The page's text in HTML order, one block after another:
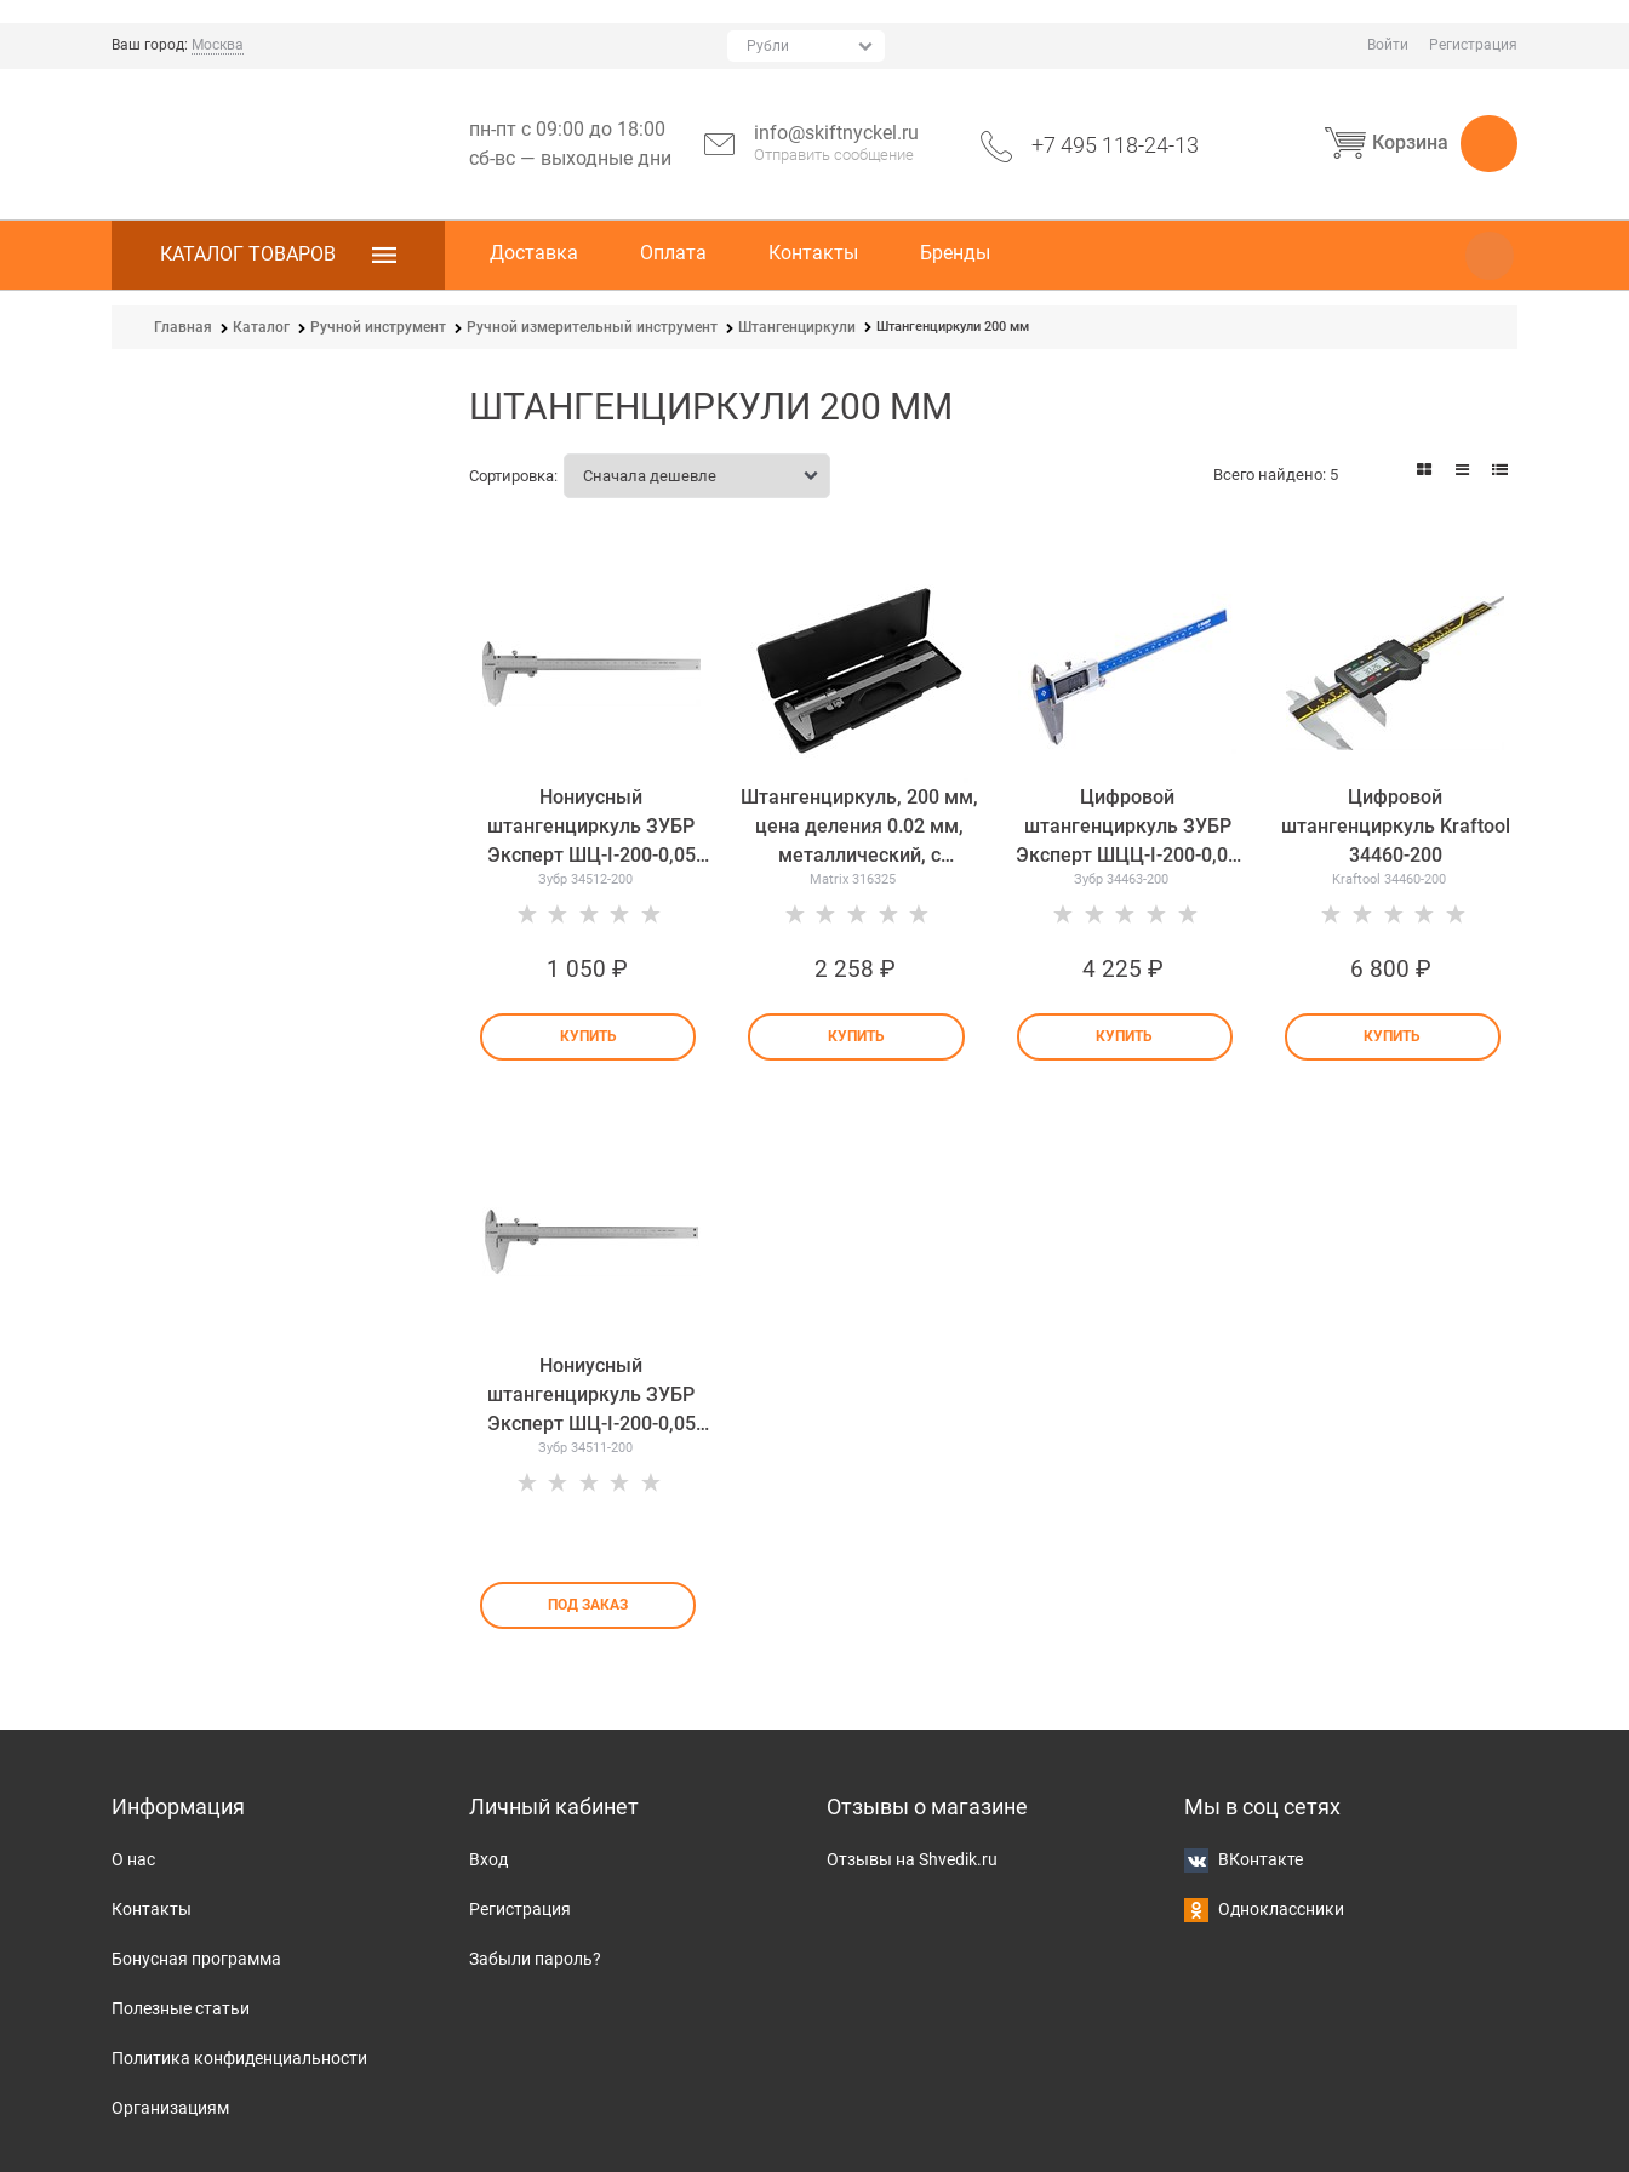
Ваш город: Москва Войти Регистрация
пн-пт с 09:00 до 18:00
сб-вс — выходные дни
info@skiftnyckel.ru
Отправить сообщение +7 495 118-24-13 Корзина
КАТАЛОГ ТОВАРОВ Доставка Оплата Контакты Бренды
Главная Каталог Ручной инструмент Ручной измерительный инструмент Штангенциркули Штангенциркули 200 мм
ШТАНГЕНЦИРКУЛИ 200 ММ
Сортировка: Всего найдено: 5
Нониусный
штангенциркуль ЗУБР
Эксперт ШЦ-I-200-0,05
34512-200
Зубр 34512-200
1 050 ₽
КУПИТЬ
Штангенциркуль, 200 мм,
цена деления 0.02 мм,
металлический, с
глубиномером Matrix
316325
Matrix 316325
2 258 ₽
КУПИТЬ
Цифровой
штангенциркуль ЗУБР
Эксперт ШЦЦ-I-200-0,01
34463-200
Зубр 34463-200
4 225 ₽
КУПИТЬ
Цифровой
штангенциркуль Kraftool
34460-200
Kraftool 34460-200
6 800 ₽
КУПИТЬ
Нониусный
штангенциркуль ЗУБР
Эксперт ШЦ-I-200-0,05
34511-200
Зубр 34511-200
ПОД ЗАКАЗ
Информация
О нас
Контакты
Бонусная программа
Полезные статьи
Политика конфиденциальности
Организациям
Личный кабинет
Вход
Регистрация
Забыли пароль?
Отзывы о магазине
Отзывы на Shvedik.ru
Мы в соц сетях
ВКонтакте
Одноклассники